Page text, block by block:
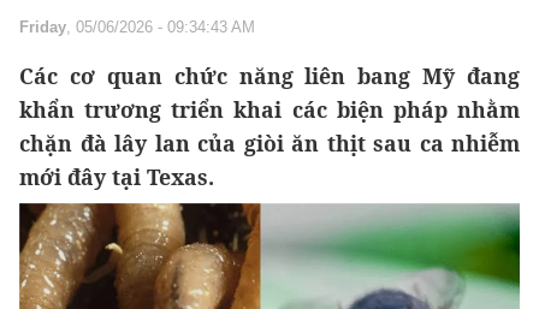
Friday, 05/06/2026 - 09:34:43 AM
Các cơ quan chức năng liên bang Mỹ đang
khẩn trương triển khai các biện pháp nhằm
chặn đà lây lan của giòi ăn thịt sau ca nhiễm
mới đây tại Texas.